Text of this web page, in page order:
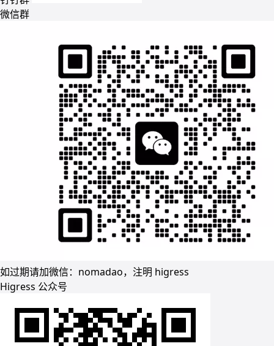
微信群
如过期请加微信：nomadao，注明 higress
Higress 公众号